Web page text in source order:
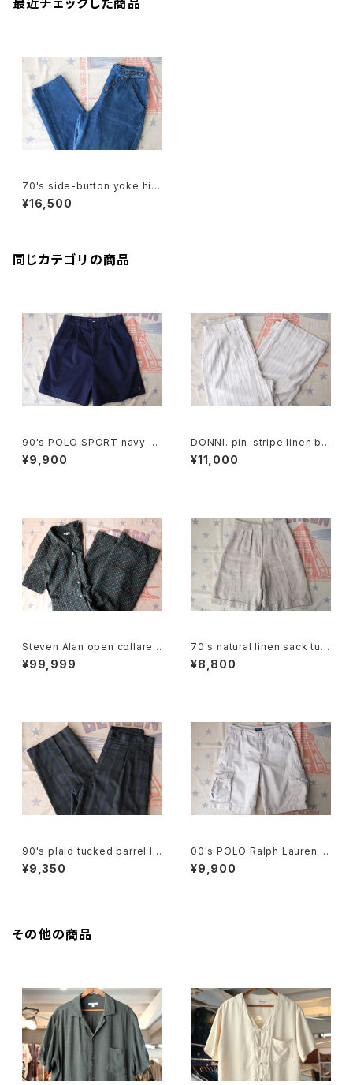
最近チェックした商品
70's side-button yoke hi-
waist tapered denim Pants
¥16,500
同じカテゴリの商品
90's POLO SPORT navy C
ulottes w/ pony embroider
y
¥9,900
DONNI. pin-stripe linen bl
end easy Pants
¥11,000
Steven Alan open collared
Jumpsuit "green"
¥99,999
70's natural linen sack tuc
ked Culottes
¥8,800
90's plaid tucked barrel le
g Pants
¥9,350
00's POLO Ralph Lauren b
eige cargo chino Shorts
¥9,900
その他の商品